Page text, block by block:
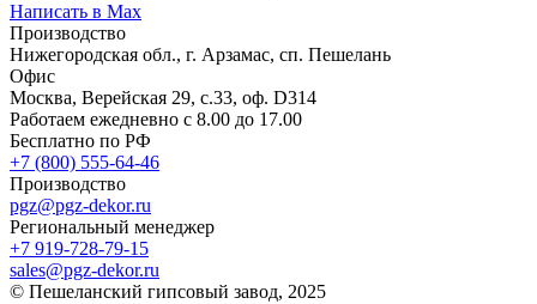
Написать в Max
Производство
Нижегородская обл., г. Арзамас, сп. Пешелань
Офис
Москва, Верейская 29, с.33, оф. D314
Работаем ежедневно с 8.00 до 17.00
Бесплатно по РФ
+7 (800) 555-64-46
Производство
pgz@pgz-dekor.ru
Региональный менеджер
+7 919-728-79-15
sales@pgz-dekor.ru
© Пешеланский гипсовый завод, 2025